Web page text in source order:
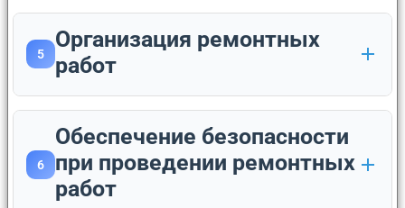
5
Организация ремонтных
работ
6
Обеспечение безопасности
при проведении ремонтных
работ